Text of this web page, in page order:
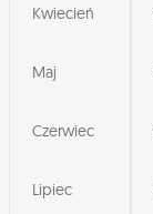
Kwiecień
Maj
Czerwiec
Lipiec